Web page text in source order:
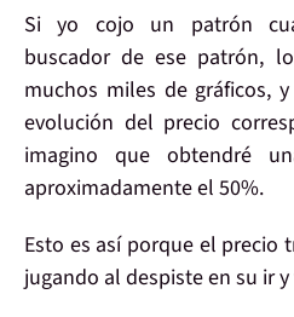
Si yo cojo un patrón
buscadorde ese patrón,
muchos miles de gráficos,
evolución del precio
imagino que obtendré
aproximadamente el 50%.
Esto es así porque el precio
jugando al despisteen su ir